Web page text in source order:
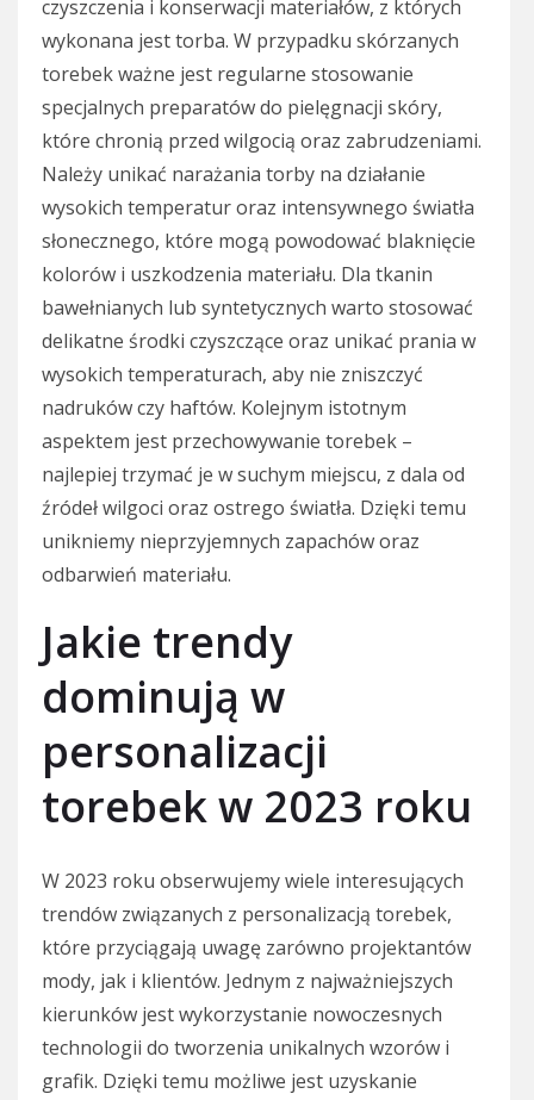
czyszczenia i konserwacji materiałów, z których
wykonana jest torba. W przypadku skórzanych
torebek ważne jest regularne stosowanie
specjalnych preparatów do pielęgnacji skóry,
które chronią przed wilgocią oraz zabrudzeniami.
Należy unikać narażania torby na działanie
wysokich temperatur oraz intensywnego światła
słonecznego, które mogą powodować blaknięcie
kolorów i uszkodzenia materiału. Dla tkanin
bawełnianych lub syntetycznych warto stosować
delikatne środki czyszczące oraz unikać prania w
wysokich temperaturach, aby nie zniszczyć
nadruków czy haftów. Kolejnym istotnym
aspektem jest przechowywanie torebek –
najlepiej trzymać je w suchym miejscu, z dala od
źródeł wilgoci oraz ostrego światła. Dzięki temu
unikniemy nieprzyjemnych zapachów oraz
odbarwień materiału.
Jakie trendy
dominują w
personalizacji
torebek w 2023 roku
W 2023 roku obserwujemy wiele interesujących
trendów związanych z personalizacją torebek,
które przyciągają uwagę zarówno projektantów
mody, jak i klientów. Jednym z najważniejszych
kierunków jest wykorzystanie nowoczesnych
technologii do tworzenia unikalnych wzorów i
grafik. Dzięki temu możliwe jest uzyskanie